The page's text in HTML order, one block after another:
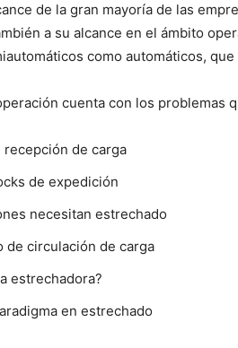
de la gran mayoría de las
a su alcance en el ámbito
como automáticos,
cuenta con los problemas
recepción de carga
de expedición
necesitan estrechado
de circulación de carga
estrechadora?
en estrechado